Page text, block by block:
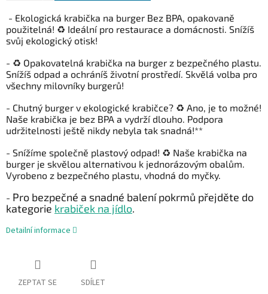
- Ekologická krabička na burger Bez BPA, opakovaně
použitelná! ♻️ Ideální pro restaurace a domácnosti. Snížíš
svůj ekologický otisk!
- ♻️ Opakovatelná krabička na burger z bezpečného plastu.
Snížíš odpad a ochráníš životní prostředí. Skvělá volba pro
všechny milovníky burgerů!
- Chutný burger v ekologické krabičce? ♻️ Ano, je to možné!
Naše krabička je bez BPA a vydrží dlouho. Podpora
udržitelnosti ještě nikdy nebyla tak snadná!**
- Snížíme společně plastový odpad! ♻️ Naše krabička na
burger je skvělou alternativou k jednorázovým obalům.
Vyrobeno z bezpečného plastu, vhodná do myčky.
- Pro bezpečné a snadné balení pokrmů přejděte do
kategorie krabiček na jídlo.
Detailní informace
ZEPTAT SE SDÍLET